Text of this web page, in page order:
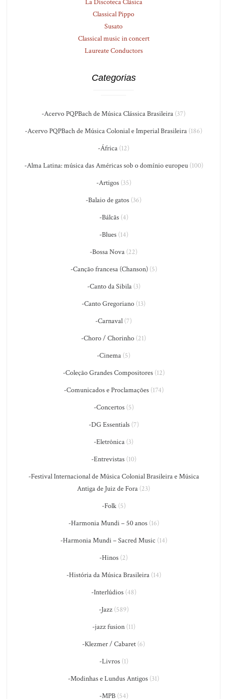
La Discoteca Clásica
Classical Pippo
Susato
Classical music in concert
Laureate Conductors
Categorias
-Acervo PQPBach de Música Clássica Brasileira (37)
-Acervo PQPBach de Música Colonial e Imperial Brasileira (186)
-África (12)
-Alma Latina: música das Américas sob o domínio europeu(100)
-Artigos(35)
-Balaio de gatos (36)
-Bálcãs(4)
-Blues(14)
-Bossa Nova (22)
-Canção francesa (Chanson)(5)
-Canto da Sibila(3)
-Canto Gregoriano (13)
-Carnaval (7)
-Choro / Chorinho (21)
-Cinema (5)
-Coleção Grandes Compositores(12)
-Comunicados e Proclamações(174)
-Concertos(5)
-DG Essentials(7)
-Eletrônica (3)
-Entrevistas(10)
-Festival Internacional de Música Colonial Brasileira e Música
Antiga de Juiz de Fora (23)
-Folk(5)
-Harmonia Mundi – 50 anos(16)
-Harmonia Mundi – Sacred Music (14)
-Hinos (2)
-História da Música Brasileira(14)
-Interlúdios(48)
-Jazz(589)
-jazz fusion(11)
-Klezmer / Cabaret (6)
-Livros(1)
-Modinhas e Lundus Antigos (31)
-MPB(54)